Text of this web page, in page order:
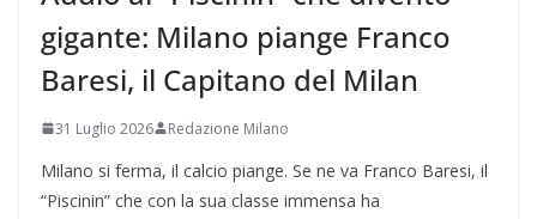
gigante: Milano piange Franco
Baresi, il Capitano del Milan
31 Luglio 2026 Redazione Milano
Milano si ferma, il calcio piange. Se ne va Franco Baresi, il
“Piscinin” che con la sua classe immensa ha